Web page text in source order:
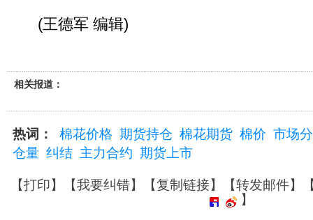
(王德军 编辑)
相关报道：
热词： 棉花价格 期货持仓 棉花期货 棉价 市场
仓量 纠结 主力合约 期货上市
【打印】【我要纠错】【复制链接】【转发邮件】
】